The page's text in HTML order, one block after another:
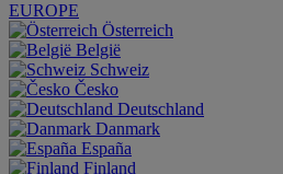
EUROPE
Österreich
België
Schweiz
Česko
Deutschland
Danmark
España
Finland